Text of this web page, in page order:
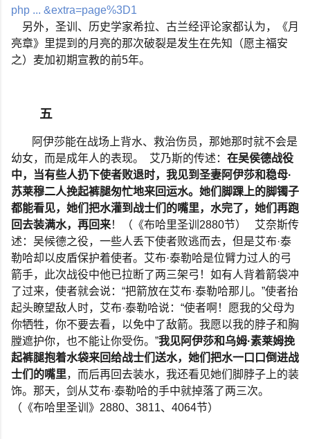
php ... &extra=page%3D1
另外，圣训、历史学家希拉、古兰经评论家都认为，《月
亮章》里提到的月亮的那次破裂是发生在先知（愿主福安
之）麦加初期宣教的前5年。
五
阿伊莎能在战场上背水、救治伤员，那她那时就不会是
幼女，而是成年人的表现。
艾乃斯的传述： 在吴侯德战役
中，当有些人扔下使者败退时，我见到圣妻阿伊莎和稳母·
苏莱穆二人挽起裤腿匆忙地来回运水。她们脚踝上的脚镯子
都能看见，她们把水灌到战士们的嘴里，水完了，她们再跑
回去装满水，再回来！（《布哈里圣训 2880节）
艾奈斯传
述：吴候德之役，一些人丢下使者败逃而去，但是艾布·泰
勒哈却以皮盾保护着使者。艾布·泰勒哈是位臂力过人的弓
箭手，此次战役中他已拉断了两三架弓！如有人背着箭袋冲
了过来，使者就会说： “把箭放在艾布·泰勒哈那儿。 ”使者抬
起头瞭望敌人时，艾布·泰勒哈说： “使者啊！愿我的父母为
你牺牲，你不要去看，以免中了敌箭。我愿以我的脖子和胸
膛遮护你，也不能让你受伤。 ”我见阿伊莎和乌姆·素莱姆挽
起裤腿抱着水袋来回给战士们送水，她们把水一口口倒进战
士们的嘴里，而后再回去装水，我还看见她们脚脖子上的装
饰。那天，剑从艾布·泰勒哈的手中就掉落了两三次。
（《布哈里圣训》 2880、 3811、 4064节）